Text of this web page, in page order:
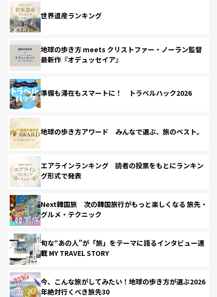
世界遺産ランキング
地球の歩き方 meets クリストファー・ノーラン監督
最新作『オデュッセイア』
準備も滞在もスマートに！ トラベルハック2026
地球の歩き方アワード みんなで選ぶ、旅のベスト。
エアラインランキング 読者の投票をもとにランキン
グ形式で発表
Next韓国旅 次の韓国旅行がもっと楽しくなる 旅先・
グルメ・テクニック
旬な“あの人”が「旅」をテーマに語るインタビュー連
載 MY TRAVEL STORY
今、こんな旅がしてみたい！地球の歩き方が選ぶ2026
年絶対行くべき旅先30